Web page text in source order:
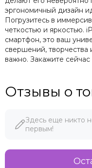
эргономичный дизайн
Погрузитесь в
четкостью и яркостью.
смартфон, это ваш
свершений, творчества
важно. Закажите
Отзывы о
Здесь еще никто
первым!